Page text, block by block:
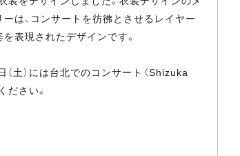
ーは、コンサートを彷彿とさせるレイヤー
表現されたデザインです。
土）には台北でのコンサート〈Shizuka
さい。